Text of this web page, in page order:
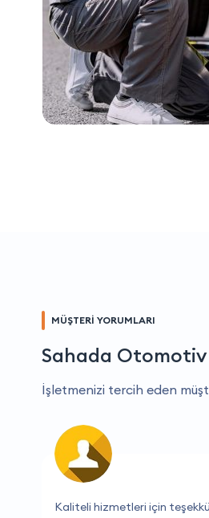
MÜŞTERİ YORUMLARI
Sahada Otomotiv
İşletmenizi tercih eden
Profesyonel hizmet,